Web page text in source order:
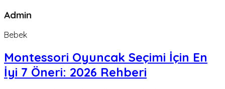
Admin
Bebek
Montessori Oyuncak Seçimi İçin En
İyi 7 Öneri: 2026 Rehberi